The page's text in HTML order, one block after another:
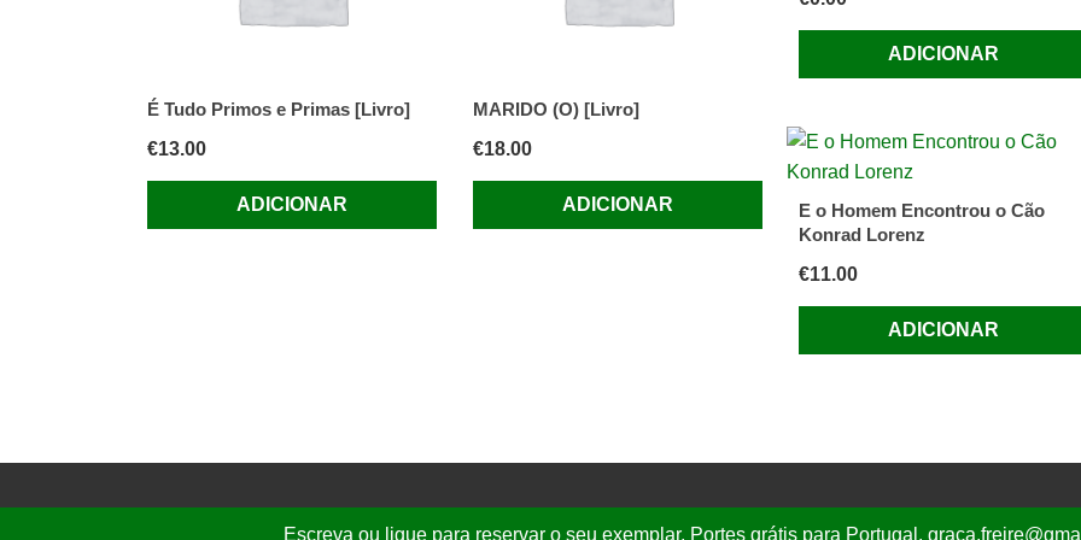
Escreva ou ligue para reservar o seu exemplar. Portes grátis para Portugal.
É Tudo Primos e Primas [Livro]
€13.00
ADICIONAR
MARIDO (O) [Livro]
€18.00
ADICIONAR
ADICIONAR
E o Homem Encontrou o Cão
Konrad Lorenz
€11.00
ADICIONAR